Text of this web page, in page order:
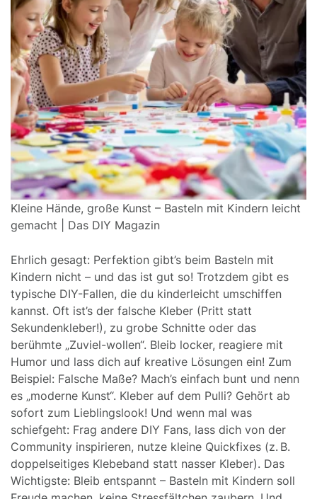
Kleine Hände, große Kunst – Basteln mit Kindern leicht
gemacht | Das DIY Magazin
Ehrlich gesagt: Perfektion gibt’s beim Basteln mit
Kindern nicht – und das ist gut so! Trotzdem gibt es
typische DIY-Fallen, die du kinderleicht umschiffen
kannst. Oft ist’s der falsche Kleber (Pritt statt
Sekundenkleber!), zu grobe Schnitte oder das
berühmte „Zuviel-wollen“. Bleib locker, reagiere mit
Humor und lass dich auf kreative Lösungen ein! Zum
Beispiel: Falsche Maße? Mach’s einfach bunt und nenn
es „moderne Kunst“. Kleber auf dem Pulli? Gehört ab
sofort zum Lieblingslook! Und wenn mal was
schiefgeht: Frag andere DIY Fans, lass dich von der
Community inspirieren, nutze kleine Quickfixes (z. B.
doppelseitiges Klebeband statt nasser Kleber). Das
Wichtigste: Bleib entspannt – Basteln mit Kindern soll